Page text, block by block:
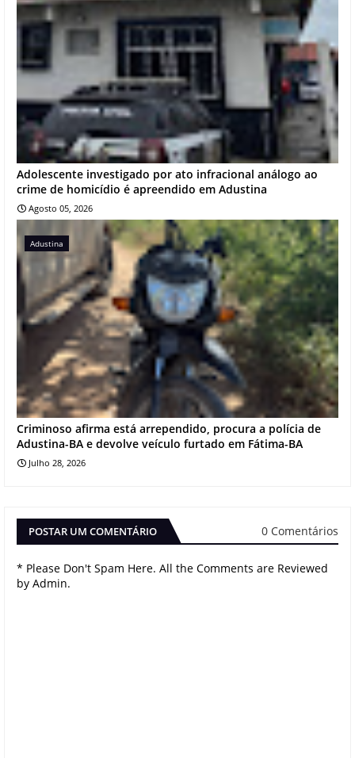
Adolescente investigado por ato infracional análogo ao
crime de homicídio é apreendido em Adustina
Agosto 05, 2026
Adustina
Criminoso afirma está arrependido, procura a polícia de
Adustina-BA e devolve veículo furtado em Fátima-BA
Julho 28, 2026
POSTAR UM COMENTÁRIO 0 Comentários
* Please Don't Spam Here. All the Comments are Reviewed
by Admin.